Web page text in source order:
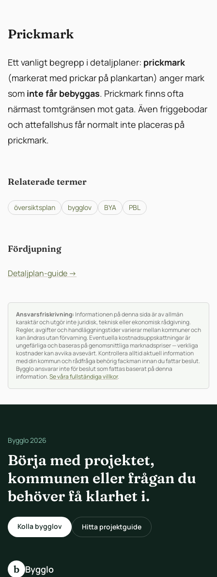
Prickmark
Ett vanligt begrepp i detaljplaner: prickmark
(markerat med prickar på plankartan) anger mark
som inte får bebyggas. Prickmark finns ofta
närmast tomtgränsen mot gata. Även friggebodar
och attefallshus får normalt inte placeras på
prickmark.
Relaterade termer
översiktsplan bygglov BYA PBL
Fördjupning
Detaljplan-guide →
Ansvarsfriskrivning: Informationen på denna sida är av allmän
karaktär och utgör inte juridisk, teknisk eller ekonomisk rådgivning.
Regler, avgifter och handläggningstider varierar mellan kommuner och
kan ändras utan förvarning. Eventuella kostnadsuppskattningar är
ungefärliga och baseras på genomsnittliga marknadspriser — verkliga
kostnader kan avvika avsevärt. Kontrollera alltid aktuell information
med din kommun och rådfråga behörig fackman innan du fattar beslut.
Bygglo ansvarar inte för beslut som fattas baserat på denna
information.Se våra fullständiga villkor.
Bygglo 2026
Börja med projektet,
kommunen eller frågan du
behöver få klarhet i.
Kolla bygglov Hitta projektguide
b Bygglo